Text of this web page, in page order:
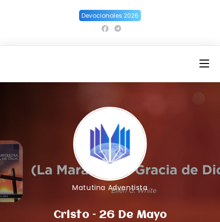
Devocionales 2026
Matutina Adventista
Cristo – 26 De Mayo